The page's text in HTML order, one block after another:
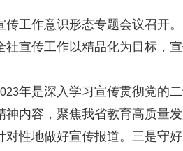
工作意识形态专题会议召开。
社宣传工作以精品化为目标，
年是深入学习宣传贯彻党的
内容，聚焦我省教育高质量
性地做好宣传报道。三是守